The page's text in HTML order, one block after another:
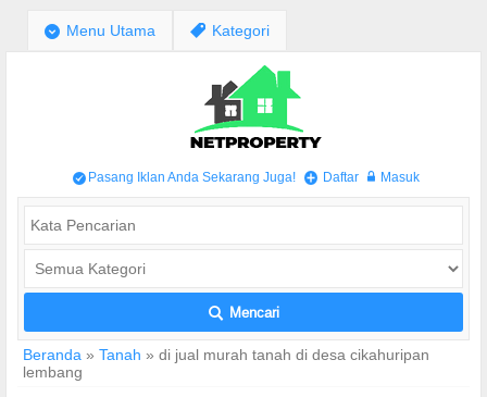
; Menu Utama , Kategori
/ Pasang Iklan Anda Sekarang Juga! + Daftar w Masuk
L Mencari
Beranda » Tanah » di jual murah tanah di desa cikahuripan
lembang